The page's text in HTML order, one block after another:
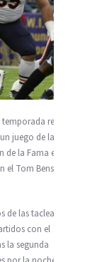
regular
juego de la NFL
la Fama entre
Tom Benson
las tacleadas,
con el
la segunda